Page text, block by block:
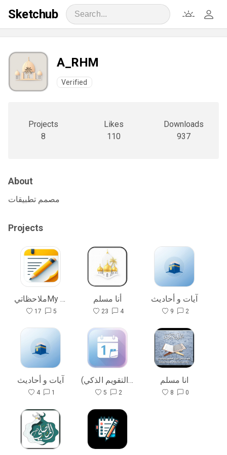
Sketchub
A_RHM
Verified
Projects
8
Likes
110
Downloads
937
About
مصمم تطبيقات
Projects
ملاحظاتيMy Notes
17 5
أنا مسلم
23 4
آيات و أحاديث
9 2
آيات و أحاديث
4 1
اكتبها(التقويم الذكي)
5 2
انا مسلم
8 0